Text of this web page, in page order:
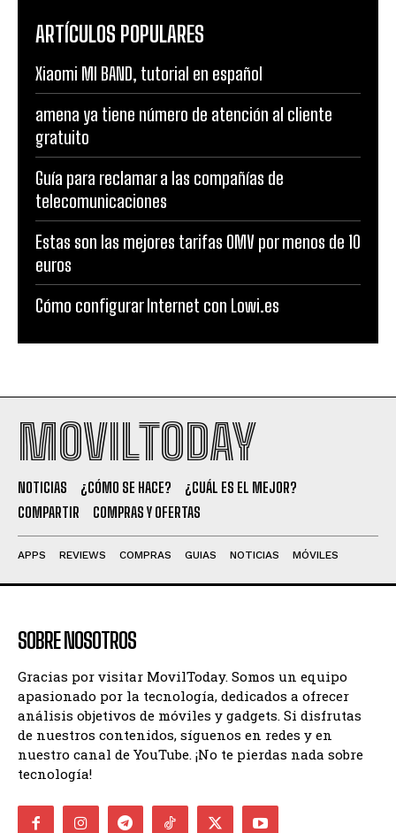
ARTÍCULOS POPULARES
Xiaomi MI BAND, tutorial en español
amena ya tiene número de atención al cliente
gratuito
Guía para reclamar a las compañías de
telecomunicaciones
Estas son las mejores tarifas OMV por menos de 10
euros
Cómo configurar Internet con Lowi.es
MOVILTODAY
NOTICIAS ¿CÓMO SE HACE?
¿CUÁL ES EL MEJOR?
COMPARTIR
COMPRAS Y OFERTAS
APPS REVIEWS COMPRAS GUIAS NOTICIAS MÓVILES
SOBRE NOSOTROS
Gracias por visitar MovilToday. Somos un equipo
apasionado por la tecnología, dedicados a ofrecer
análisis objetivos de móviles y gadgets. Si disfrutas
de nuestros contenidos, síguenos en redes y en
nuestro canal de YouTube. ¡No te pierdas nada sobre
tecnología!